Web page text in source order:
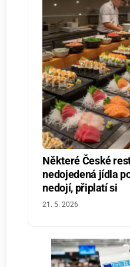
Některé České
nedojedená jídla
nedojí, připlatí si
21. 5. 2026